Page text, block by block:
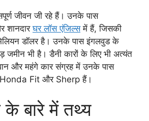
जीवन जी रहे हैं। उनके पास
शानदारघर लॉस एंजिल्समें हैं, जिसकी
डॉलर है। उनके पास इंगलवुड के
जमीन भी है। डैनी कारों के लिए भी अत्यंत
और महंगे कार संग्रह में उनके पास
Fit और Sherp हैं।
बारे में तथ्य